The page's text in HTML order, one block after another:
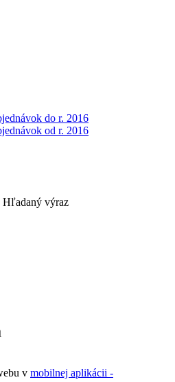
do r. 2016
od r. 2016
Hľadaný výraz
v mobilnej aplikácii -